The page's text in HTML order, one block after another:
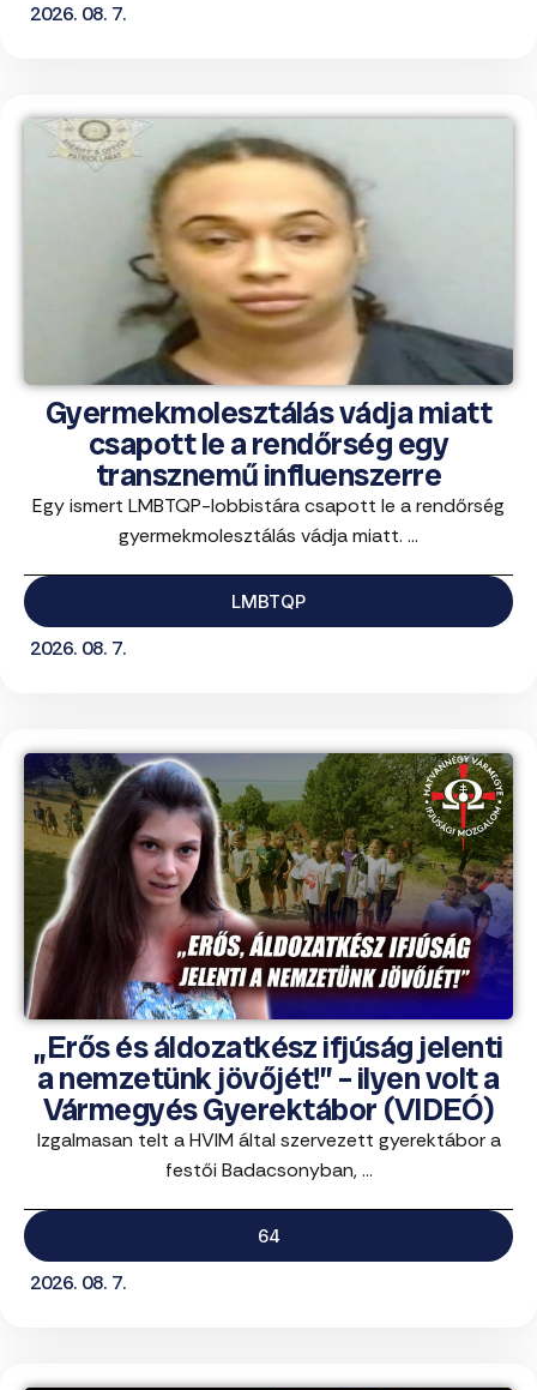
2026. 08. 7.
Gyermekmolesztálás vádja miatt
csapott le a rendőrség egy
transznemű influenszerre
Egy ismert LMBTQP-lobbistára csapott le a rendőrség
gyermekmolesztálás vádja miatt. ...
LMBTQP
2026. 08. 7.
„Erős és áldozatkész ifjúság jelenti
a nemzetünk jövőjét!” – ilyen volt a
Vármegyés Gyerektábor (VIDEÓ)
Izgalmasan telt a HVIM által szervezett gyerektábor a
festői Badacsonyban, ...
64
2026. 08. 7.